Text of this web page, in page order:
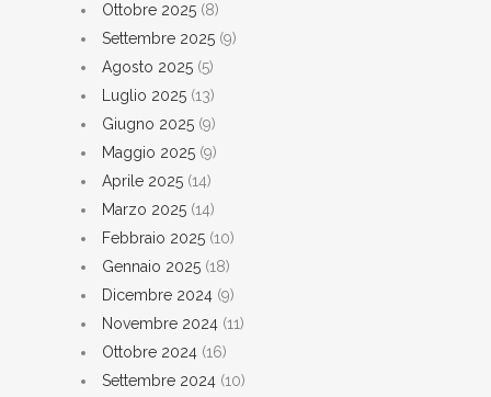
Ottobre 2025 (8)
Settembre 2025 (9)
Agosto 2025 (5)
Luglio 2025 (13)
Giugno 2025 (9)
Maggio 2025 (9)
Aprile 2025 (14)
Marzo 2025 (14)
Febbraio 2025 (10)
Gennaio 2025 (18)
Dicembre 2024 (9)
Novembre 2024 (11)
Ottobre 2024 (16)
Settembre 2024 (10)